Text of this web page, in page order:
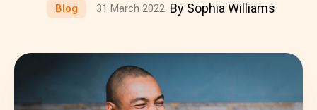
Blog 31 March 2022 By Sophia Williams